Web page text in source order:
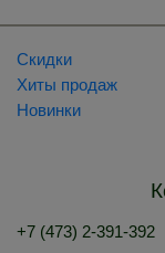
Скидки
Хиты продаж
Новинки
+7 (473) 2-391-392